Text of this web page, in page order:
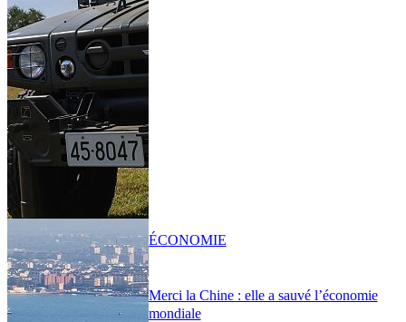
Merci la Chine : elle a sauvé l’économie
mondiale
ÉCONOMIE